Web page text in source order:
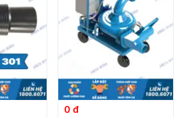
0 đ